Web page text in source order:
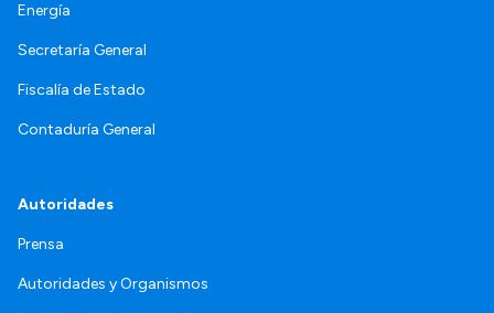
Energía
Secretaría General
Fiscalía de Estado
Contaduría General
Autoridades
Prensa
Autoridades y Organismos